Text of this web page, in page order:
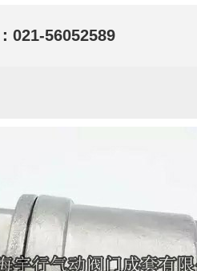
021-56052589